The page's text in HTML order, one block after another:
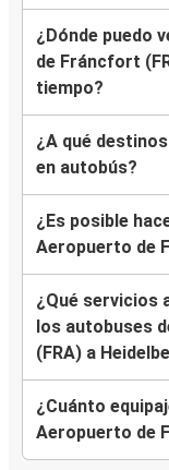
¿Dónde puedo
de Fráncfort
tiempo?
¿A qué
en autobús?
¿Es posible
Aeropuerto de
¿Qué servicios
los autobuses
(FRA) a
¿Cuánto
Aeropuerto de